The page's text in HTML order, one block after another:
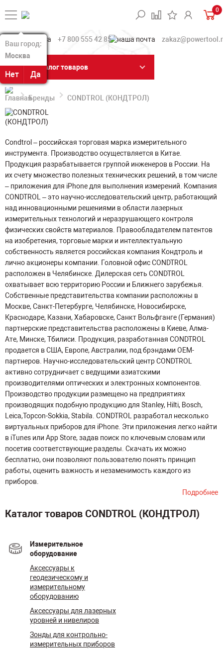
Ваш город:
Москва
Нет Да
Ваш город:
Москва
Нет Да
0
+7 800 555 42 85
Каталог товаров
Бренды CONDTROL (КОНДТРОЛ)
Condtrol – российская торговая марка измерительного
инструмента. Производство осуществляется в Китае.
Продукция разрабатывается группой инженеров в России. На
их счету множество полезных технических решений, в том числе
– приложения для iPhone для выполнения измерений. Компания
CONDTROL – это научно-исследовательский центр, работающий
над инновационными решениями в области лазерных
измерительных технологий и неразрушающего контроля
физических свойств материалов. Правообладателем патентов
на изобретения, торговые марки и интеллектуальную
собственность является российская компания Кондтроль и
лично акционеры компании. Головной офис CONDTROL
расположен в Челябинске. Дилерская сеть CONDTROL
охватывает всю территорию России и Ближнего зарубежья.
Собственные представительства компании расположны в
Москве, Санкт-Петербурге, Челябинске, Новосибирске,
Краснодаре, Казани, Хабаровске, Санкт Вольфганге (Германия)
партнерские представительства расположены в Киеве, Алма-
Ате, Минске, Тбилиси. Продукция, разработанная CONDTROL
продается в США, Европе, Австралии, под брэндами ОЕМ-
партнеров. Научно-исследовательский центр CONDTROL
активно сотрудничает с ведущими азиатскими
производителями оптических и электронных компонентов.
Производство продукции размещено на предприятиях
производящих подобную продукцию для Stanley, Hilti, Bosch,
Leica,Topcon-Sokkia, Stabila. CONDTROL разработал несколько
виртуальных приборов для iPhone. Эти приложения легко найти
в iTunes или App Store, задав поиск по ключевым словам или
посетив соответствующие разделы. Скачать их можно
бесплатно, они позволяют пользователю понять принцип
работы, оценить важность и незаменимость каждого из
приборов.
Подробнее
Каталог товаров CONDTROL (КОНДТРОЛ)
Измерительное
оборудование
Аксессуары к
геодезическому и
измерительному
оборудованию
Аксессуары для лазерных
уровней и нивелиров
Зонды для контрольно-
измерительных приборов